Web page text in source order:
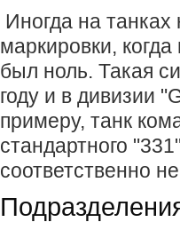
Иногда на танках
маркировки,
был ноль. Такая
году и в дивизии
примеру, танк
стандартного
соответственно